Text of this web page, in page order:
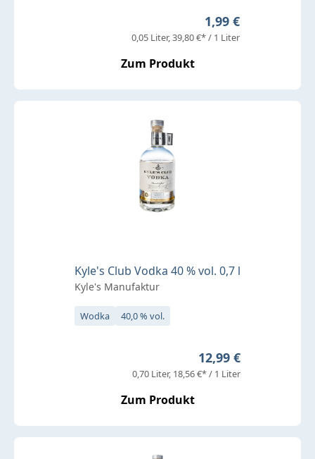
Regulärer Preis:
1,99 €
0,05 Liter 39,80 €* / 1 Liter
Zum Produkt
Kyle's Club Vodka 40 % vol. 0,7 l
Kyle's Manufaktur
Wodka 40,0 % vol.
Regulärer Preis:
12,99 €
0,70 Liter 18,56 €* / 1 Liter
Zum Produkt